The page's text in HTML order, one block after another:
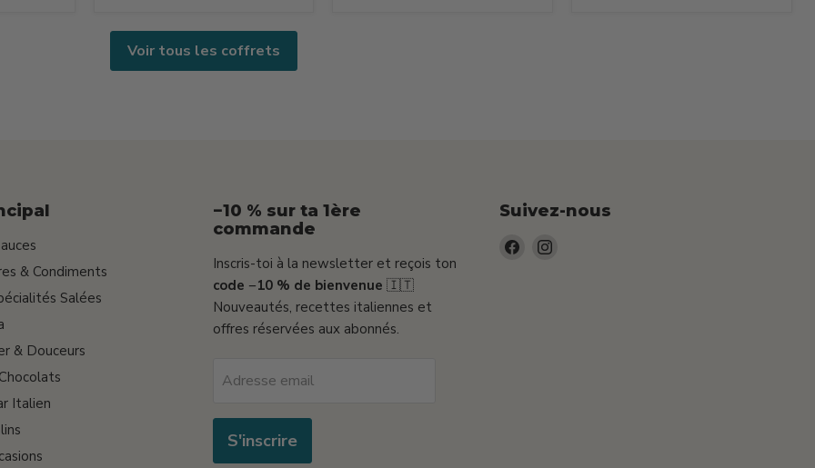
Voir tous les coffrets
& Condiments
Salées
& Douceurs
Italien
−10 % sur ta 1ère
commande
Inscris-toi à la newsletter et reçois ton
code −10 % de bienvenue 🇮🇹
Nouveautés, recettes italiennes et
offres réservées aux abonnés.
Adresse email
S'inscrire
Suivez-nous
Trouvez-